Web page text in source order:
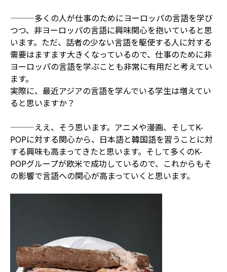
———多くの人が仕事のためにヨーロッパの言語を学び
つつ、非ヨーロッパの言語に興味関心を抱いていると思
います。ただ、話者の少ない言語を駆使する人に対する
需要はますます大きくなっているので、仕事のために非
ヨーロッパの言語を学ぶことも非常に有用だと考えてい
ます。
実際に、最近アジアの言語を学んでいる学生は増えてい
ると思いますか？
———ええ、そう思います。アニメや漫画、そしてK-
POPに対する関心から、日本語と韓国語を習うことに対
する興味も高まってきたと思います。そして多くのK-
POPグループが欧米で成功しているので、これからもそ
の影響で言語への関心が高まっていくと思います。